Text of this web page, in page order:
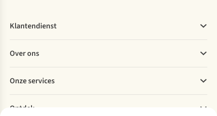
Klantendienst
Bestellen
Betalen
Levering
Retourneren
Bestelling herroepen
Over ons
Explore More
Verantwoord ondernemen
Over Ayacucho
Onze services
Ontdek